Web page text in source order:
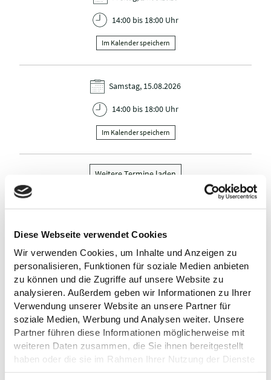
Diese Webseite verwendet Cookies
Wir verwenden Cookies, um Inhalte und Anzeigen zu
personalisieren, Funktionen für soziale Medien anbieten
zu können und die Zugriffe auf unsere Website zu
analysieren. Außerdem geben wir Informationen zu Ihrer
Verwendung unserer Website an unsere Partner für
soziale Medien, Werbung und Analysen weiter. Unsere
Partner führen diese Informationen möglicherweise mit
weiteren Daten zusammen, die Sie ihnen bereitgestellt
haben oder die sie im Rahmen Ihrer Nutzung der Dienste
gesammelt haben.
14:00 bis 18:00 Uhr
Im Kalender speichern
Samstag, 15.08.2026
14:00 bis 18:00 Uhr
Im Kalender speichern
Weitere Termine laden
VERANSTALTER
Kreis der Künste in Eutin e. V.
Bahnhofstr. 23-25
23701 Eutin
0157 567 355 35
E-Mail: info@kunstkreis-eutin.de
Webseite:www.kunstkreis-eutin.de
Anreise planen